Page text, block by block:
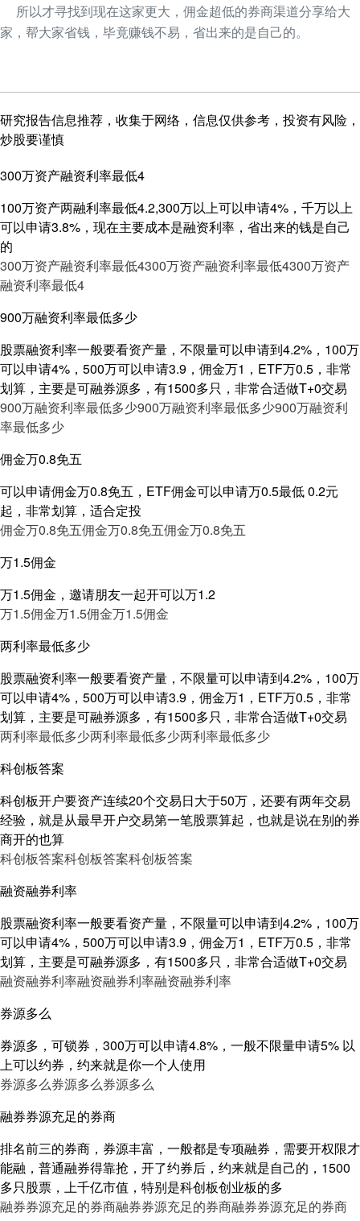
所以才寻找到现在这家更大，佣金超低的券商渠道分享给大
家，帮大家省钱，毕竟赚钱不易，省出来的是自己的。
研究报告信息推荐，收集于网络，信息仅供参考，投资有风险，
炒股要谨慎
300万资产融资利率最低4
100万资产两融利率最低4.2,300万以上可以申请4%，千万以上
可以申请3.8%，现在主要成本是融资利率，省出来的钱是自己
的
300万资产融资利率最低4300万资产融资利率最低4300万资产
融资利率最低4
900万融资利率最低多少
股票融资利率一般要看资产量，不限量可以申请到4.2%，100万
可以申请4%，500万可以申请3.9，佣金万1，ETF万0.5，非常
划算，主要是可融券源多，有1500多只，非常合适做T+0交易
900万融资利率最低多少900万融资利率最低多少900万融资利
率最低多少
佣金万0.8免五
可以申请佣金万0.8免五，ETF佣金可以申请万0.5最低 0.2元
起，非常划算，适合定投
佣金万0.8免五佣金万0.8免五佣金万0.8免五
万1.5佣金
万1.5佣金，邀请朋友一起开可以万1.2
万1.5佣金万1.5佣金万1.5佣金
两利率最低多少
股票融资利率一般要看资产量，不限量可以申请到4.2%，100万
可以申请4%，500万可以申请3.9，佣金万1，ETF万0.5，非常
划算，主要是可融券源多，有1500多只，非常合适做T+0交易
两利率最低多少两利率最低多少两利率最低多少
科创板答案
科创板开户要资产连续20个交易日大于50万，还要有两年交易
经验，就是从最早开户交易第一笔股票算起，也就是说在别的券
商开的也算
科创板答案科创板答案科创板答案
融资融券利率
股票融资利率一般要看资产量，不限量可以申请到4.2%，100万
可以申请4%，500万可以申请3.9，佣金万1，ETF万0.5，非常
划算，主要是可融券源多，有1500多只，非常合适做T+0交易
融资融券利率融资融券利率融资融券利率
券源多么
券源多，可锁券，300万可以申请4.8%，一般不限量申请5% 以
上可以约券，约来就是你一个人使用
券源多么券源多么券源多么
融券券源充足的券商
排名前三的券商，券源丰富，一般都是专项融券，需要开权限才
能融，普通融券得靠抢，开了约券后，约来就是自己的，1500
多只股票，上千亿市值，特别是科创板创业板的多
融券券源充足的券商融券券源充足的券商融券券源充足的券商